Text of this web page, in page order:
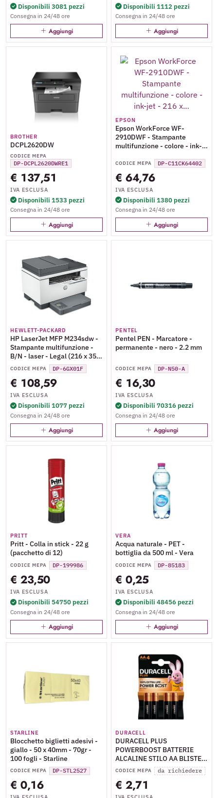
Disponibili 3081 pezzi
Consegna in 24/48 ore
Aggiungi
Disponibili 1112 pezzi
Consegna in 24/48 ore
Aggiungi
BROTHER
DCPL2620DW
CODICE MEPA
DP-DCPL2620DWRE1
€ 137,51
IVA ESCLUSA
Disponibili 1533 pezzi
Consegna in 24/48 ore
Aggiungi
EPSON
Epson WorkForce WF-
2910DWF - Stampante
multifunzione - colore - ink-
- A4/Letter (supporti) - fino a
10 ppm (stampa) - 100 fogli -
USB 2.0, Wi-Fi(n)
CODICE MEPA DP-C11CK64402
€ 64,76
IVA ESCLUSA
Disponibili 1380 pezzi
Consegna in 24/48 ore
Aggiungi
HEWLETT-PACKARD
HP LaserJet MFP M234sdw -
Stampante multifunzione -
B/N - laser - Legal (216 x 356
mm) (originale) - Legal
(supporti) - fino a 29 ppm
(copia) - fino a 29 ppm
(stampa) - 150 fogli - USB
CODICE MEPA DP-6GX01F
€ 108,59
IVA ESCLUSA
Disponibili 1077 pezzi
Consegna in 24/48 ore
Aggiungi
PENTEL
Pentel PEN - Marcatore -
permanente - nero - 2.2 mm
CODICE MEPA DP-N50-A
€ 16,30
IVA ESCLUSA
Disponibili 70316 pezzi
Consegna in 24/48 ore
Aggiungi
PRITT
Pritt - Colla in stick - 22 g
(pacchetto di 12)
CODICE MEPA DP-199986
€ 23,50
IVA ESCLUSA
Disponibili 54750 pezzi
Consegna in 24/48 ore
Aggiungi
VERA
Acqua naturale - PET -
bottiglia da 500 ml - Vera
CODICE MEPA DP-85183
€ 0,25
IVA ESCLUSA
Disponibili 48456 pezzi
Consegna in 24/48 ore
Aggiungi
STARLINE
Blocchetto biglietti adesivi -
giallo - 50 x 40mm - 70gr -
100 fogli - Starline
CODICE MEPA DP-STL2527
€ 0,16
DURACELL
DURACELL PLUS
POWERBOOST BATTERIE
ALCALINE STILO AA BLISTER
4 Pz.
CODICE MEPA da richiedere
€ 2,71